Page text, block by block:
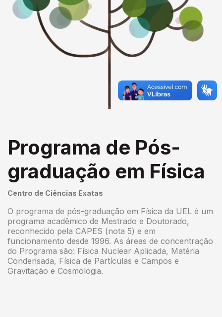
Programa de Pós-
graduação em Física
Centro de Ciências Exatas
O programa de pós-graduação em Física da UEL é um
programa acadêmico de Mestrado e Doutorado,
reconhecido pela CAPES (nota 5) e em
funcionamento desde 1996. As áreas de concentração
do Programa são: Física Nuclear Aplicada, Matéria
Condensada, Física de Partículas e Campos e
Gravitação e Cosmologia.